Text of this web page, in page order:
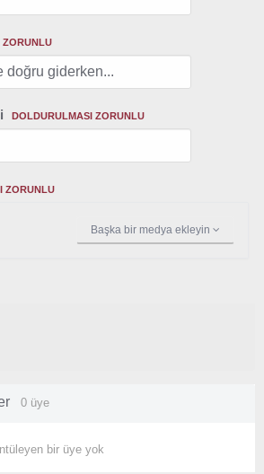
ZORUNLU
DOLDURULMASI ZORUNLU
ZORUNLU
Başka bir medya ekleyin
0 üye
bir üye yok